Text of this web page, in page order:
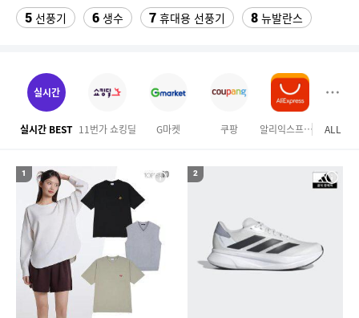
5 선풍기 6 생수 7 휴대용 선풍기 8 뉴발란스
12 침대 매트리스 퀸 hid 전조등
15 베스킨라빈스
17 미니 탁상용 선풍기 18 업소용 가림막
더뉴 아반떼ad
ALL
실시간
실시간 BEST 11번가 쇼킹딜 G마켓 쿠팡 알리익스프레스 이마
1 2